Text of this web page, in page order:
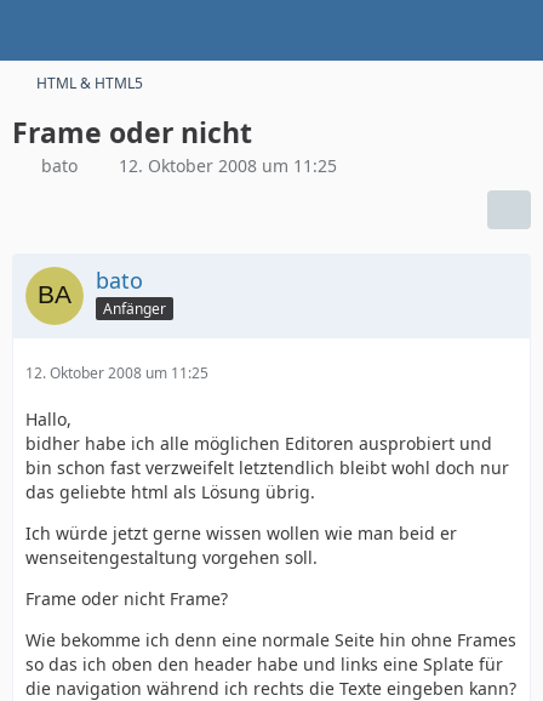
HTML & HTML5
Frame oder nicht
bato 12. Oktober 2008 um 11:25
bato
Anfänger
12. Oktober 2008 um 11:25
Hallo,
bidher habe ich alle möglichen Editoren ausprobiert und
bin schon fast verzweifelt letztendlich bleibt wohl doch nur
das geliebte html als Lösung übrig.
Ich würde jetzt gerne wissen wollen wie man beid er
wenseitengestaltung vorgehen soll.
Frame oder nicht Frame?
Wie bekomme ich denn eine normale Seite hin ohne Frames
so das ich oben den header habe und links eine Splate für
die navigation während ich rechts die Texte eingeben kann?